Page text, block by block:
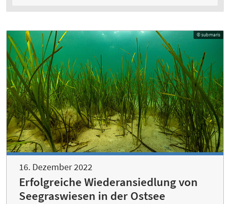
© submaris
16. Dezember 2022
Erfolgreiche Wiederansiedlung von
Seegraswiesen in der Ostsee